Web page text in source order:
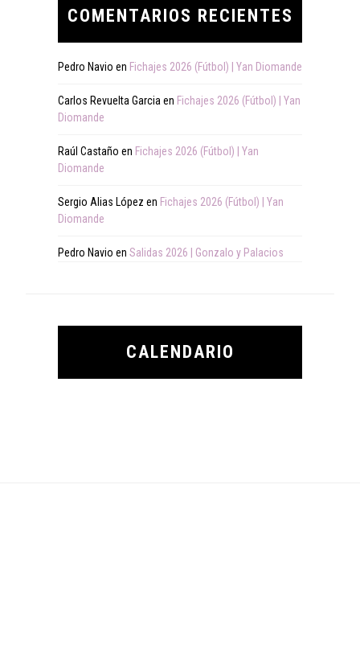
COMENTARIOS RECIENTES
Pedro Navio en Fichajes 2026 (Fútbol) | Yan Diomande
Carlos Revuelta Garcia en Fichajes 2026 (Fútbol) | Yan
Diomande
Raúl Castaño en Fichajes 2026 (Fútbol) | Yan
Diomande
Sergio Alias López en Fichajes 2026 (Fútbol) | Yan
Diomande
Pedro Navio en Salidas 2026 | Gonzalo y Palacios
CALENDARIO